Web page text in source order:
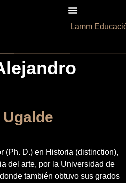
(Ph. D.) en Historia (distinction),
del arte, por la Universidad de
también obtuvo sus grados